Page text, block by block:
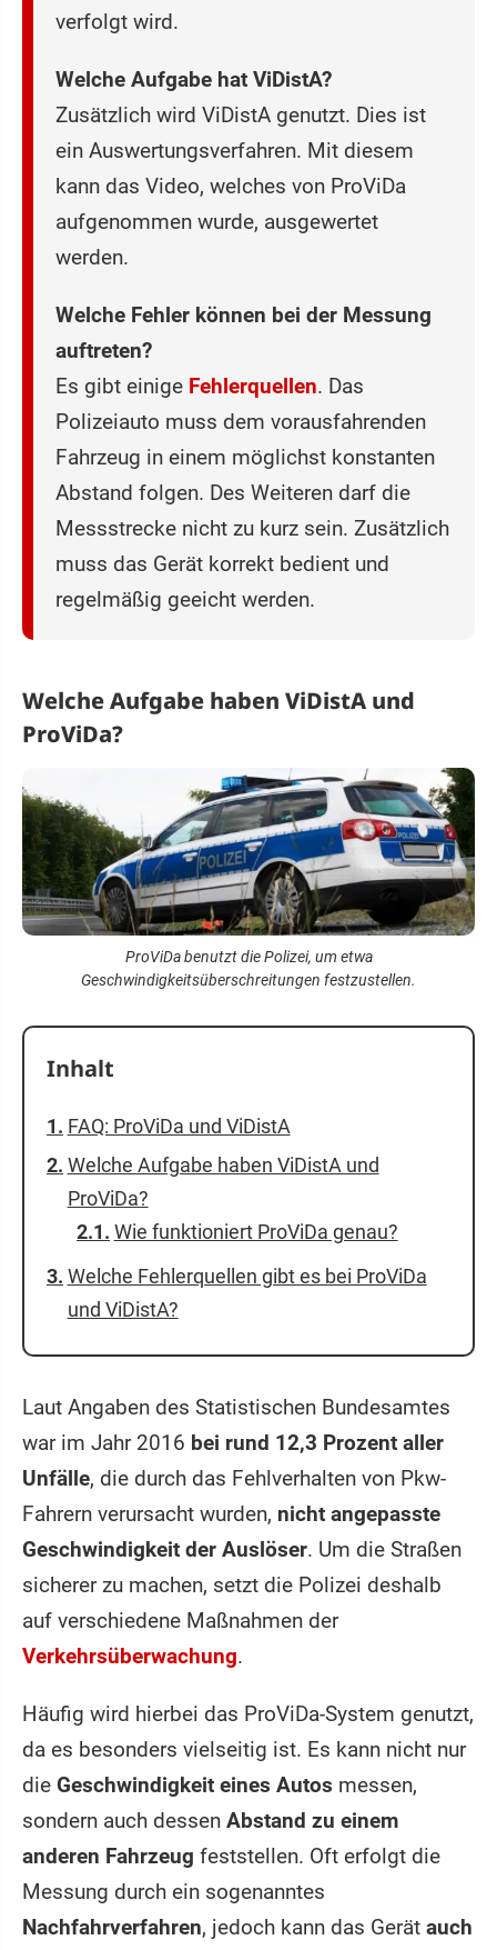
verfolgt wird.
Welche Aufgabe hat ViDistA?
Zusätzlich wird ViDistA genutzt. Dies ist
ein Auswertungsverfahren. Mit diesem
kann das Video, welches von ProViDa
aufgenommen wurde, ausgewertet
werden.
Welche Fehler können bei der Messung
auftreten?
Es gibt einige Fehlerquellen. Das
Polizeiauto muss dem vorausfahrenden
Fahrzeug in einem möglichst konstanten
Abstand folgen. Des Weiteren darf die
Messstrecke nicht zu kurz sein. Zusätzlich
muss das Gerät korrekt bedient und
regelmäßig geeicht werden.
Welche Aufgabe haben ViDistA und
ProViDa?
ProViDa benutzt die Polizei, um etwa
Geschwindigkeitsüberschreitungen festzustellen.
Inhalt
FAQ: ProViDa und ViDistA
Welche Aufgabe haben ViDistA und
ProViDa?
Wie funktioniert ProViDa genau?
Welche Fehlerquellen gibt es bei ProViDa
und ViDistA?
Laut Angaben des Statistischen Bundesamtes
war im Jahr 2016 bei rund 12,3 Prozent aller
Unfälle, die durch das Fehlverhalten von Pkw-
Fahrern verursacht wurden, nicht angepasste
Geschwindigkeit der Auslöser. Um die Straßen
sicherer zu machen, setzt die Polizei deshalb
auf verschiedene Maßnahmen der
Verkehrsüberwachung.
Häufig wird hierbei das ProViDa-System genutzt,
da es besonders vielseitig ist. Es kann nicht nur
die Geschwindigkeit eines Autos messen,
sondern auch dessen Abstand zu einem
anderen Fahrzeug feststellen. Oft erfolgt die
Messung durch ein sogenanntes
Nachfahrverfahren, jedoch kann das Gerät auch